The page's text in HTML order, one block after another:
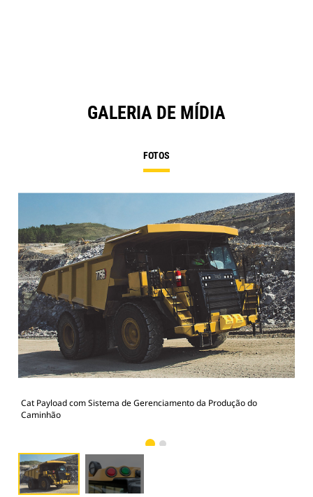
GALERIA DE MÍDIA
FOTOS
Cat Payload com Sistema de Gerenciamento da Produção do
Caminhão